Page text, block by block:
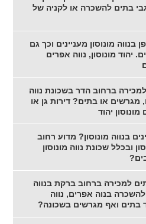
בתים להשכרה או לקניה של
מונוסון מעניינים וכך גם
מונוסון, נווה אפרים
ברחוב הדר בשכונת נווה
מגרשים או בתים? דירות גן או
יהוד
בנווה מונוסון? מדוע רחוב
ובכלל שכונת נווה מונוסון
למכירה ברחוב ברקת בנווה
בנוה אפרים, נווה
בתים ואף מגרשים בשכונה?